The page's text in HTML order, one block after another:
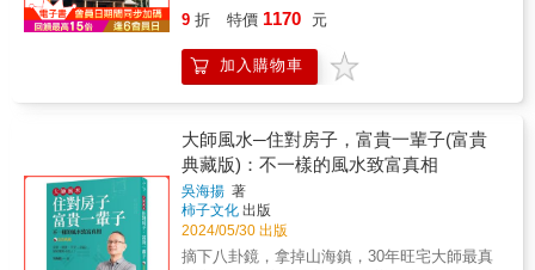
月超越」！◆一對夫婦聽從建議將大門及床位
的方位做修改，結果先生的腦瘤問題竟獲得了
解決！◆大陸一個家庭式的小行號，在外另租
用辦公室幾年後，公司的年度目標竟高達五億
進加護病房。原來，他們登記結婚了！◆一對
年近七旬夫婦經營的水產事業，自從搬到新辦
公處後，竟然有了獲利的一年。◆住在大路沖
房子的古董畫作生意人，其實是個好風水，而
且晚年有大運；果然，他最近接了一個超過十
五億的大訂單。他人建宅出賊寇，我的設計出
學問完全白話說明，讀者無須受惑於玄空學神
秘氣氛，只須循序漸進，即可輕易學得玄空學
奧秘。 &
9 折 特價 1170 元
加入購物車
大師風水─住對房子，富貴一輩子(富貴
典藏版)：不一樣的風水致富真相
吳海揚 著
柿子文化 出版
2024/05/30 出版
摘下八卦鏡，拿掉山海鎮，30年旺宅大師最真